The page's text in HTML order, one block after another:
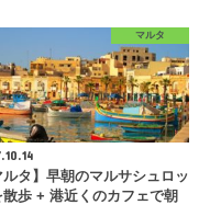
マルタ
ルタ】早朝のマルサシュロッ
散歩 + 港近くのカフェで朝